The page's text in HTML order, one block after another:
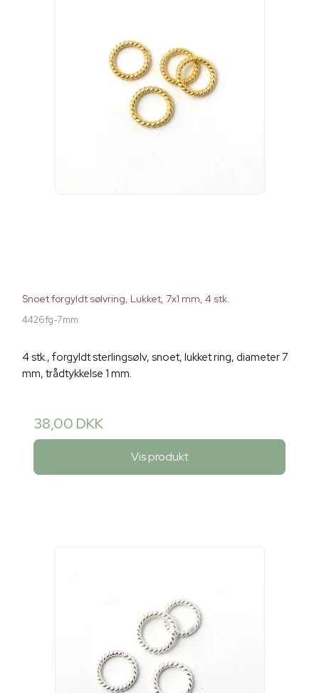
Snoet forgyldt sølvring, Lukket, 7x1 mm, 4 stk.
4426fg-7mm
4 stk., forgyldt sterlingsølv, snoet, lukket ring, diameter 7
mm, trådtykkelse 1 mm.
38,00 DKK
Vis produkt